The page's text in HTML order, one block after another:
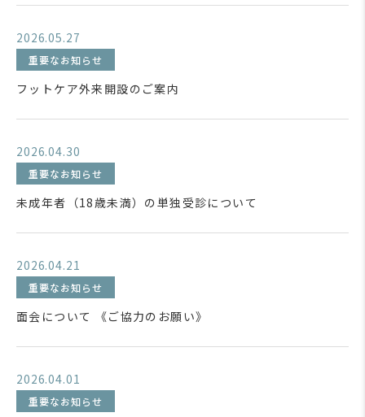
2026.05.27
重要なお知らせ
フットケア外来開設のご案内
2026.04.30
重要なお知らせ
未成年者（18歳未満）の単独受診について
2026.04.21
重要なお知らせ
面会について 《ご協力のお願い》
2026.04.01
重要なお知らせ